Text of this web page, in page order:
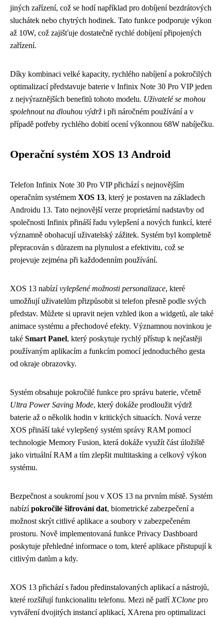
jiných zařízení, což se hodí například pro dobíjení bezdrátových
sluchátek nebo chytrých hodinek. Tato funkce podporuje výkon
až 10W, což zajišťuje dostatečně rychlé dobíjení připojených
zařízení.
Díky kombinaci velké kapacity, rychlého nabíjení a pokročilých
optimalizací představuje baterie v Infinix Note 30 Pro VIP jeden
z nejvýraznějších benefitů tohoto modelu. Uživatelé se mohou
spolehnout na dlouhou výdrži při náročném používání a v
případě potřeby rychlého dobití ocení výkonnou 68W nabíječku.
Operační systém XOS 13 Android
Telefon Infinix Note 30 Pro VIP přichází s nejnovějším
operačním systémem XOS 13, který je postaven na základech
Androidu 13. Tato nejnovější verze proprietární nadstavby od
společnosti Infinix přináší řadu vylepšení a nových funkcí, které
významně obohacují uživatelský zážitek. Systém byl kompletně
přepracován s důrazem na plynulost a efektivitu, což se
projevuje zejména při každodenním používání.
XOS 13 nabízívylepšené možnosti personalizace, které
umožňují uživatelům přizpůsobit si telefon přesně podle svých
představ. Můžete si upravit nejen vzhled ikon a widgetů, ale také
animace systému a přechodové efekty. Významnou novinkou je
také Smart Panel, který poskytuje rychlý přístup k nejčastěji
používaným aplikacím a funkcím pomocí jednoduchého gesta
od okraje obrazovky.
Systém obsahuje pokročilé funkce pro správu baterie, včetně
Ultra Power Saving Mode, který dokáže prodloužit výdrž
baterie až o několik hodin v kritických situacích. Nová verze
XOS přináší také vylepšený systém správy RAM pomocí
technologie Memory Fusion, která dokáže využít část úložiště
jako virtuální RAM a tím zlepšit multitasking a celkový výkon
systému.
Bezpečnost a soukromí jsou v XOS 13 na prvním místě. Systém
nabízípokročilé šifrování dat, biometrické zabezpečení a
možnost skrýt citlivé aplikace a soubory v zabezpečeném
prostoru. Nově implementovaná funkce Privacy Dashboard
poskytuje přehledné informace o tom, které aplikace přistupují k
citlivým datům a kdy.
XOS 13 přichází s řadou předinstalovaných aplikací a nástrojů,
které rozšiřují funkcionalitu telefonu. Mezi ně patří XClone pro
vytváření dvojitých instancí aplikací, XArena pro optimalizaci